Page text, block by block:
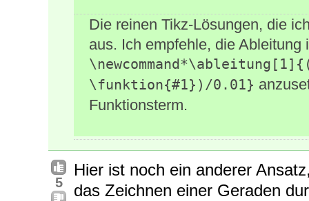
Die reinen Tikz-Lösungen, die
aus. Ich empfehle, die Ableitung
\funktion{#1})/0.01}
Funktionsterm.
5
Hier ist noch ein anderer
das Zeichnen einer Geraden